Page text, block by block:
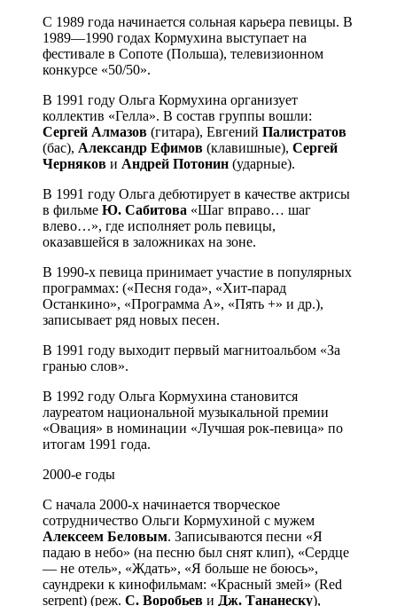
С 1989 года начинается сольная карьера певицы. В
1989—1990 годах Кормухина выступает на
фестивале в Сопоте (Польша), телевизионном
конкурсе «50/50».
В 1991 году Ольга Кормухина организует
коллектив «Гелла». В состав группы вошли:
Сергей Алмазов (гитара), Евгений Палистратов
(бас), Александр Ефимов (клавишные), Сергей
Черняков и Андрей Потонин (ударные).
В 1991 году Ольга дебютирует в качестве актрисы
в фильме Ю. Сабитова «Шаг вправо… шаг
влево…», где исполняет роль певицы,
оказавшейся в заложниках на зоне.
В 1990-х певица принимает участие в популярных
программах: («Песня года», «Хит-парад
Останкино», «Программа А», «Пять +» и др.),
записывает ряд новых песен.
В 1991 году выходит первый магнитоальбом «За
гранью слов».
В 1992 году Ольга Кормухина становится
лауреатом национальной музыкальной премии
«Овация» в номинации «Лучшая рок-певица» по
итогам 1991 года.
2000-е годы
С начала 2000-х начинается творческое
сотрудничество Ольги Кормухиной с мужем
Алексеем Беловым. Записываются песни «Я
падаю в небо» (на песню был снят клип), «Сердце
— не отель», «Ждать», «Я больше не боюсь»,
саундреки к кинофильмам: «Красный змей» (Red
serpent) (реж. С. Воробьев и Дж. Тананеску),